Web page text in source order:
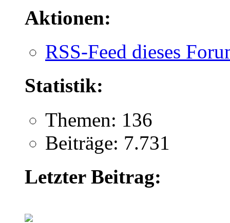
Aktionen:
RSS-Feed dieses
Statistik:
Themen: 136
Beiträge: 7.731
Letzter Beitrag: